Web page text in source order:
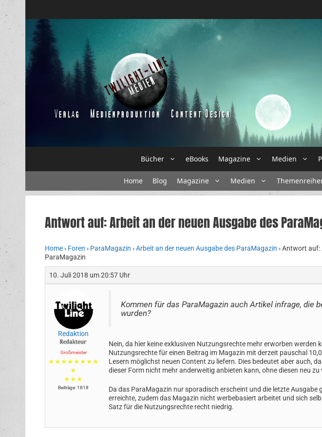
Inhalt
springen
Bücher eBooks Magazine Medien
Home Blog Magazine Medien
Antwort auf: Arbeit an der neuen Ausgabe des
Home› Foren › ParaMagazin ›Arbeit an der neuen Ausgabe des ParaMagazin ›Antwort auf:
ParaMagazin
10. Juli 2018 um 20:57 Uhr
Redaktion
Großmeister
★★★★★★★★
★
★★★
Beiträge: 1818
Kommen für das ParaMagazin auch Artikel infrage, die
wurden?
Nein, da hier keine exklusiven Nutzungsrechte mehr erworben werden
Nutzungsrechte für einen Beitrag im Magazin mit derzeit pauschal
Lesern möglichst neuen Content zu liefern. Dies bedeutet aber auch,
dieser Form nicht mehr anderweitig anbieten kann, ohne diesen neu zu
Da das ParaMagazin nur sporadisch erscheint und die letzte Ausgabe
erreichte, zudem das Magazin nicht werbebasiert arbeitet und sich
Satz für die Nutzungsrechte recht niedrig.